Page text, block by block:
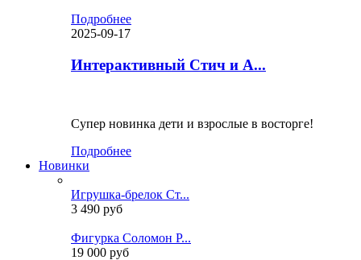
Подробнее
2025-09-17
Интерактивный Стич и А...
Супер новинка дети и взрослые в восторге!
Подробнее
Новинки
Игрушка-брелок Ст...
3 490 руб
Фигурка Соломон Р...
19 000 руб